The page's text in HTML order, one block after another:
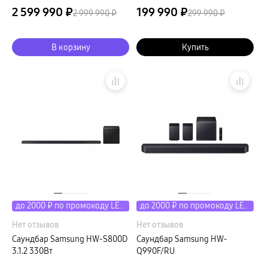
серебристый
2 599 990 ₽2 999 990 ₽
В корзину
199 990 ₽299 990 ₽
Купить
до 2000 ₽ по промокоду LETO
Нет отзывов
Саундбар Samsung HW-S800D
3.1.2 330Вт
до 2000 ₽ по промокоду LETO
Нет отзывов
Саундбар Samsung HW-
Q990F/RU